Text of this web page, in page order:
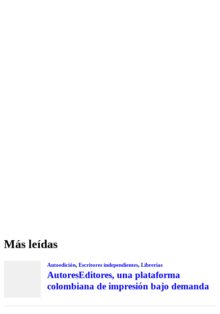
Más leídas
Autoedición, Escritores independientes, Librerías
AutoresEditores, una plataforma
colombiana de impresión bajo demanda